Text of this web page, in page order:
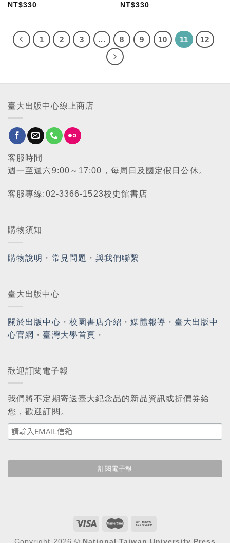
NT$330
NT$330
1 2 3 ... 8 9 10 11 12
臺大出版中心線上商店
客服時間
週一至週六9:00～17:00，每周日及國定假日公休。
客服專線:02-3366-1523校史館書店
購物須知
購物說明 ・ 常見問題 ・與我們聯繫
臺大出版中心
關於出版中心 ・ 校園書店介紹 ・媒體報導 ・ 臺大出版中
心官網 ・臺灣大學首頁 ・
歡迎訂閱電子報
我們將不定期寄送臺大紀念品的新品資訊或折價券給
您，歡迎訂閱。
Copyright 2026 © National Taiwan University Press